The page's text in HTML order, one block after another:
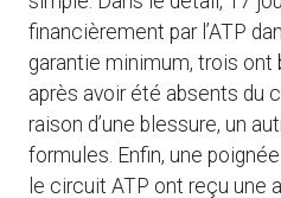
financièrement par l’ATP
garantie minimum, trois ont
après avoir été absents du
raison d’une blessure, un
formules. Enfin, une
le circuit ATP ont reçu une